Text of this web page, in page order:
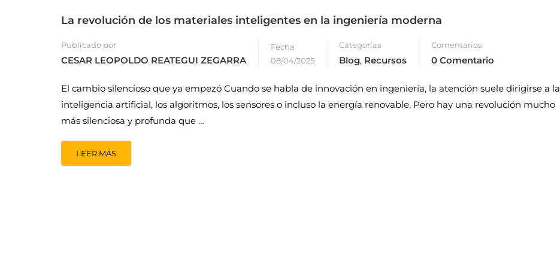
La revolución de los materiales inteligentes en la ingeniería moderna
Publicado por
CESAR LEOPOLDO REATEGUI ZEGARRA
Fecha
08/04/2025
Categorías
Blog, Recursos
Comentarios
0 Comentario
El cambio silencioso que ya empezó Cuando se habla de innovación en ingeniería, la atención suele dirigirse a la
inteligencia artificial, los algoritmos, los sensores o incluso la energía renovable. Pero hay una revolución mucho
más silenciosa y profunda que …
LEER MÁS